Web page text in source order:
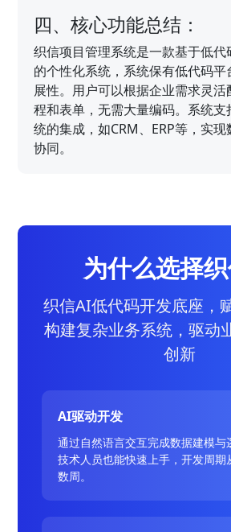
四、核心功能总结：
织信项目管理系统是一款基于低
的个性化系统，系统保有低代码
展性。用户可以根据企业需求灵
程和表单，无需大量编码。系统
统的集成，如CRM、ERP等，实
协同。
为什么选择
织信AI低代码开发底座，
构建复杂业务系统，驱动
创新
AI驱动开发
通过自然语言交互完成数据建模与
技术人员也能快速上手，开发周期
数周。